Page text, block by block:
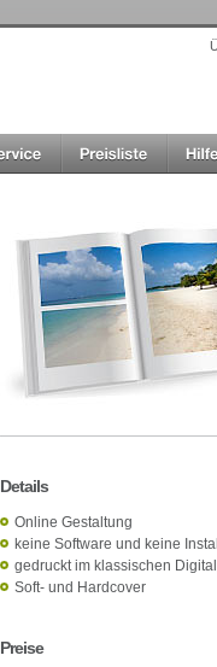
Details
Online Gestaltung
keine Software und keine
gedruckt im klassischen
Soft- und Hardcover
Preise